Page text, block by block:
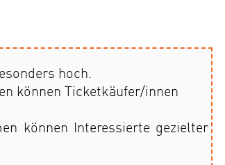
hoch.
können Ticketkäufer/innen
können Interessierte gezielter